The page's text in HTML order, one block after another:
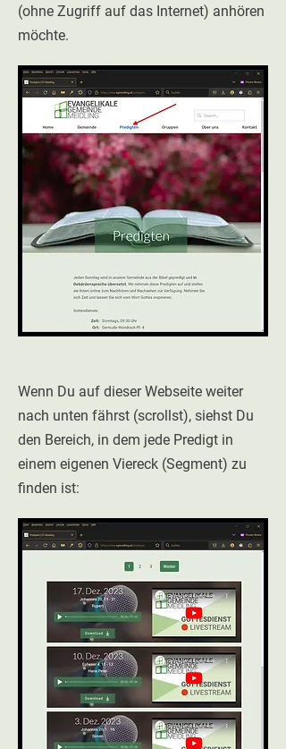
(ohne Zugriff auf das Internet) anhören
möchte.
Wenn Du auf dieser Webseite weiter
nach unten fährst (scrollst), siehst Du
den Bereich, in dem jede Predigt in
einem eigenen Viereck (Segment) zu
finden ist: